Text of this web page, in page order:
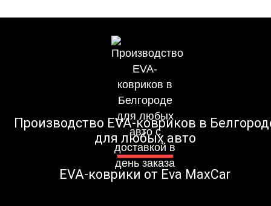
Производство EVA-ковриков в
для любых авто
EVA-коврики от Eva MaxCar